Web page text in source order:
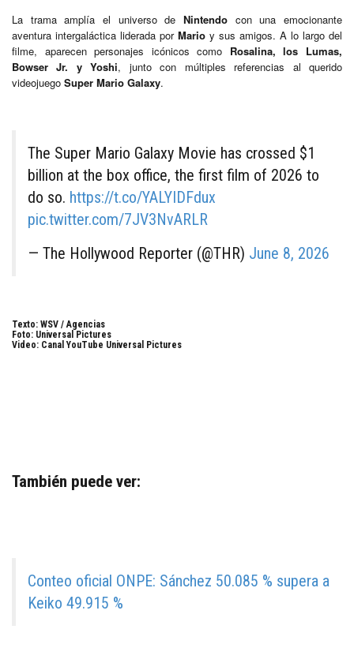
La trama amplía el universo de Nintendo con una emocionante
aventura intergaláctica liderada por Mario y sus amigos. A lo largo del
filme, aparecen personajes icónicos como Rosalina, los Lumas,
Bowser Jr. y Yoshi, junto con múltiples referencias al querido
videojuego Super Mario Galaxy.
The Super Mario Galaxy Movie has crossed $1
billion at the box office, the first film of 2026 to
do so. https://t.co/YALYIDFdux
pic.twitter.com/7JV3NvARLR
— The Hollywood Reporter (@THR) June 8, 2026
Texto: WSV / Agencias
Foto: Universal Pictures
Video: Canal YouTube Universal Pictures
También puede ver:
Conteo oficial ONPE: Sánchez 50.085 % supera a
Keiko 49.915 %